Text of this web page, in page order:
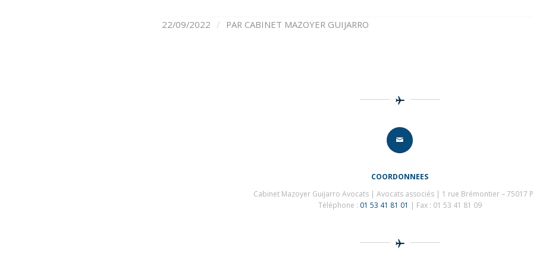
22/09/2022 / PAR CABINET MAZOYER GUIJARRO
COORDONNEES
Cabinet Mazoyer Guijarro Avocats | Avocats associés | 1 rue Brémontier – 75017
Téléphone : 01 53 41 81 01 | Fax : 01 53 41 81 09